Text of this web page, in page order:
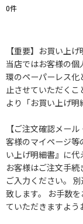
並び順:
0件
【重要】お買い上
当店ではお客様の
環のペーパーレス化
止させていただく
より「お買い上げ明
【ご注文確認メー
客様のマイページ等
い上げ明細書』に代
お客様はご注文手
ご入力ください。
致します。 お手数
ていただきますよう